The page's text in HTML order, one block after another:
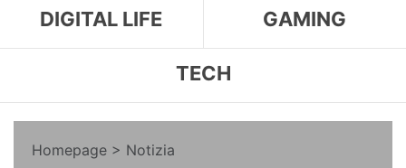
DIGITAL LIFE GAMING
TECH
Homepage > Notizia